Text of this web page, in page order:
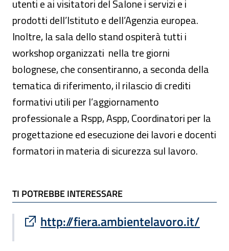
utenti e ai visitatori del Salone i servizi e i
prodotti dell’Istituto e dell’Agenzia europea.
Inoltre, la sala dello stand ospiterà tutti i
workshop organizzati nella tre giorni
bolognese, che consentiranno, a seconda della
tematica di riferimento, il rilascio di crediti
formativi utili per l’aggiornamento
professionale a Rspp, Aspp, Coordinatori per la
progettazione ed esecuzione dei lavori e docenti
formatori in materia di sicurezza sul lavoro.
TI POTREBBE INTERESSARE
TI POTREBBE INTERESSARE
http://fiera.ambientelavoro.it/
Sito esterno : apre una nuova finestra